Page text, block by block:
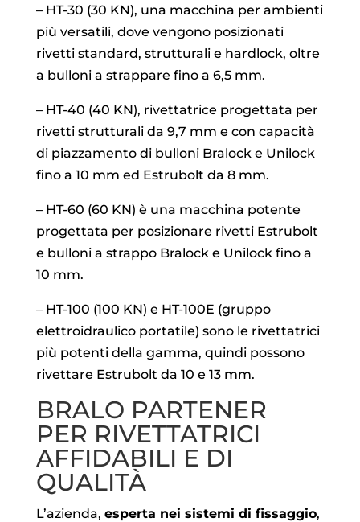
– HT-30 (30 KN), una macchina per ambienti
più versatili, dove vengono posizionati
rivetti standard, strutturali e hardlock, oltre
a bulloni a strappare fino a 6,5 ​​mm.
– HT-40 (40 KN), rivettatrice progettata per
rivetti strutturali da 9,7 mm e con capacità
di piazzamento di bulloni Bralock e Unilock
fino a 10 mm ed Estrubolt da 8 mm.
– HT-60 (60 KN) è una macchina potente
progettata per posizionare rivetti Estrubolt
e bulloni a strappo Bralock e Unilock fino a
10 mm.
– HT-100 (100 KN) e HT-100E (gruppo
elettroidraulico portatile) sono le rivettatrici
più potenti della gamma, quindi possono
rivettare Estrubolt da 10 e 13 mm.
BRALO PARTENER
PER RIVETTATRICI
AFFIDABILI E DI
QUALITÀ
L’azienda, esperta nei sistemi di fissaggio,